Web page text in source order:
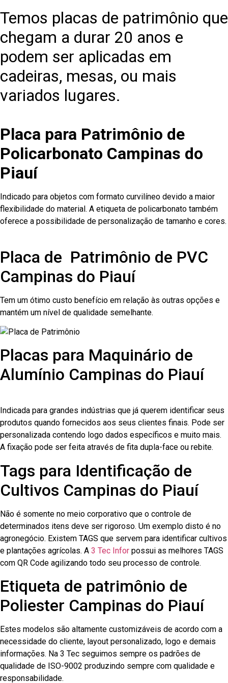
Temos placas de patrimônio que
chegam a durar 20 anos e
podem ser aplicadas em
cadeiras, mesas, ou mais
variados lugares.
Placa para Patrimônio de
Policarbonato Campinas do
Piauí
Indicado para objetos com formato curvilíneo devido a maior
flexibilidade do material. A etiqueta de policarbonato também
oferece a possibilidade de personalização de tamanho e cores.
Placa de Patrimônio de PVC
Campinas do Piauí
Tem um ótimo custo benefício em relação às outras opções e
mantém um nível de qualidade semelhante.
Placas para Maquinário de
Alumínio Campinas do Piauí
Indicada para grandes indústrias que já querem identificar seus
produtos quando fornecidos aos seus clientes finais. Pode ser
personalizada contendo logo dados específicos e muito mais.
A fixação pode ser feita através de fita dupla-face ou rebite.
Tags para Identificação de
Cultivos Campinas do Piauí
Não é somente no meio corporativo que o controle de
determinados itens deve ser rigoroso. Um exemplo disto é no
agronegócio. Existem TAGS que servem para identificar cultivos
e plantações agrícolas. A 3 Tec Infor possui as melhores TAGS
com QR Code agilizando todo seu processo de controle.
Etiqueta de patrimônio de
Poliester Campinas do Piauí
Estes modelos são altamente customizáveis de acordo com a
necessidade do cliente, layout personalizado, logo e demais
informações. Na 3 Tec seguimos sempre os padrões de
qualidade de ISO-9002 produzindo sempre com qualidade e
responsabilidade.